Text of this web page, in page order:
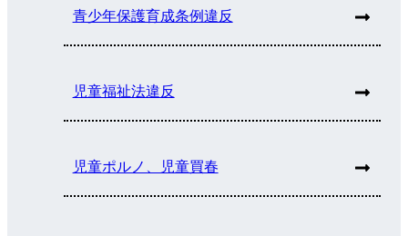
青少年保護育成条例違反
児童福祉法違反
児童ポルノ、児童買春